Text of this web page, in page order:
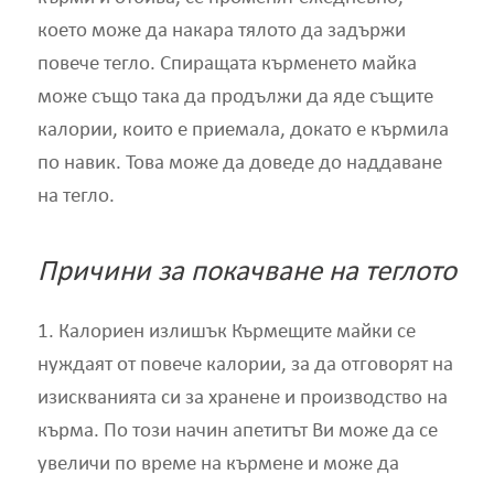
което може да накара тялото да задържи
повече тегло. Спиращата кърменето майка
може също така да продължи да яде същите
калории, които е приемала, докато е кърмила
по навик. Това може да доведе до наддаване
на тегло.
Причини за покачване на теглото
1. Калориен излишък Кърмещите майки се
нуждаят от повече калории, за да отговорят на
изискванията си за хранене и производство на
кърма. По този начин апетитът Ви може да се
увеличи по време на кърмене и може да